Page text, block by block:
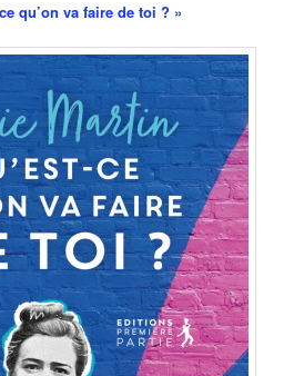
qu’on va faire de toi ? »